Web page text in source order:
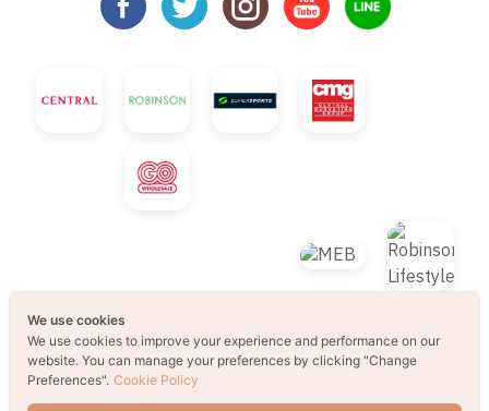
We use cookies
We use cookies to improve your experience and performance on our
website. You can manage your preferences by clicking "Change
Preferences". Cookie Policy